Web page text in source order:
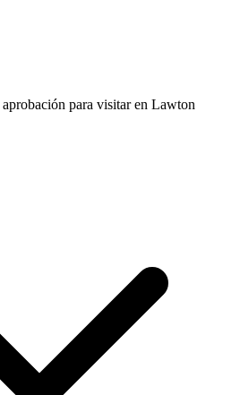
para visitar en Lawton